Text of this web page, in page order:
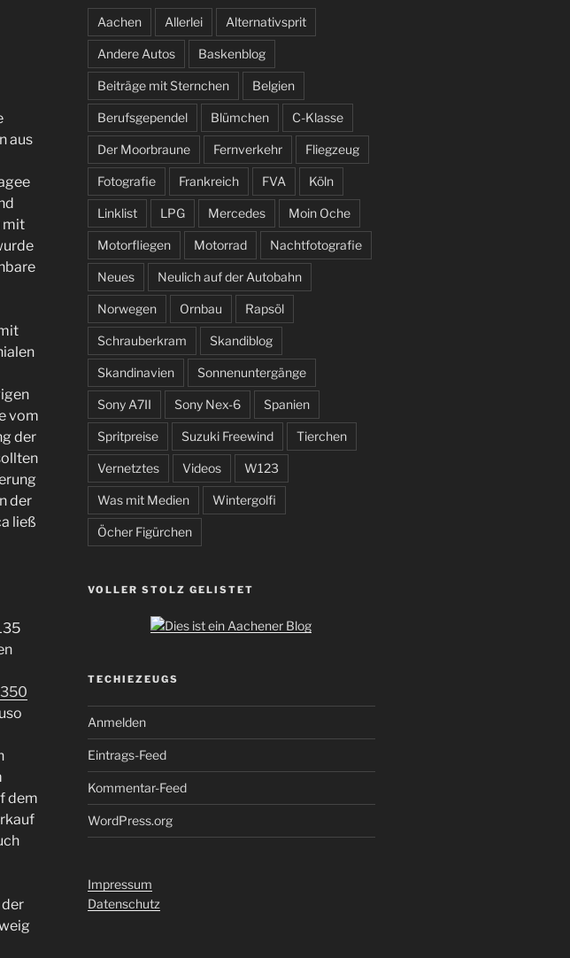
aus
mit
vom
der
der
ließ
dem
Aachen Allerlei Alternativsprit
Andere Autos Baskenblog
Beiträge mit Sternchen Belgien
Berufsgependel Blümchen C-Klasse
Der Moorbraune Fernverkehr Fliegzeug
Fotografie Frankreich FVA Köln
Linklist LPG Mercedes Moin Oche
Motorfliegen Motorrad Nachtfotografie
Neues Neulich auf der Autobahn
Norwegen Ornbau Rapsöl
Schrauberkram Skandiblog
Skandinavien Sonnenuntergänge
Sony A7II Sony Nex-6 Spanien
Spritpreise Suzuki Freewind Tierchen
Vernetztes Videos W123
Was mit Medien Wintergolfi
Öcher Figürchen
VOLLER STOLZ GELISTET
TECHIEZEUGS
Anmelden
Eintrags-Feed
Kommentar-Feed
WordPress.org
Impressum
Datenschutz